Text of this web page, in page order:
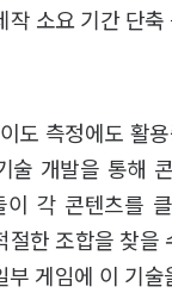
작 소요 기간 단축
도 측정에도 활
술 개발을 통해
이 각 콘텐츠를
절한 조합을 찾을
부 게임에 이 기